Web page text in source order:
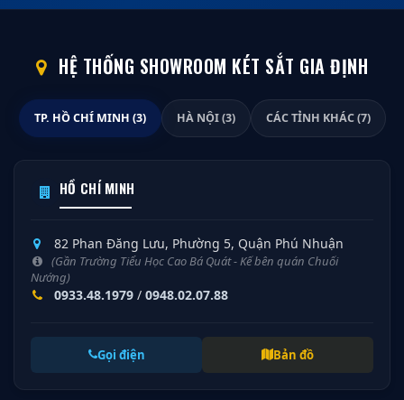
HỆ THỐNG SHOWROOM KÉT SẮT GIA ĐỊNH
TP. HỒ CHÍ MINH (3) HÀ NỘI (3) CÁC TỈNH KHÁC (7)
HỒ CHÍ MINH
82 Phan Đăng Lưu, Phường 5, Quận Phú Nhuận
(Gần Trường Tiểu Học Cao Bá Quát - Kế bên quán Chuối
Nướng)
0933.48.1979 / 0948.02.07.88
Gọi điện Bản đồ